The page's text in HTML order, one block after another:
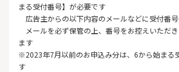
まる受付番号】が必要です
広告主からの以下内容のメールなどに受付番
メールを必ず保管の上、番号をお控えいただ
ます
※2023年7月以前のお申込み分は、6から始まる
す